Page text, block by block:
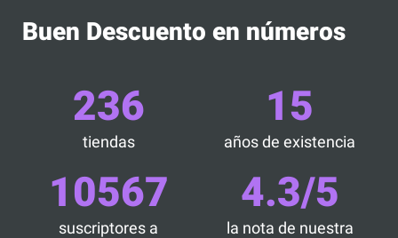
Buen Descuento en números
236
tiendas
15
años de existencia
10567
suscriptores a
4.3/5
la nota de nuestra